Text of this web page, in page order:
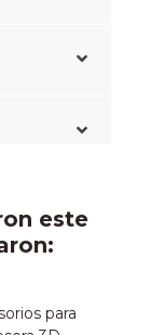
este